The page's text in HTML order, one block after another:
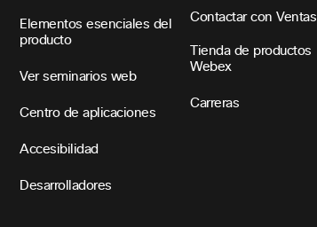
Elementos esenciales del
producto
Ver seminarios web
Centro de aplicaciones
Accesibilidad
Desarrolladores
Contactar con Ventas
Tienda de productos
Webex
Carreras